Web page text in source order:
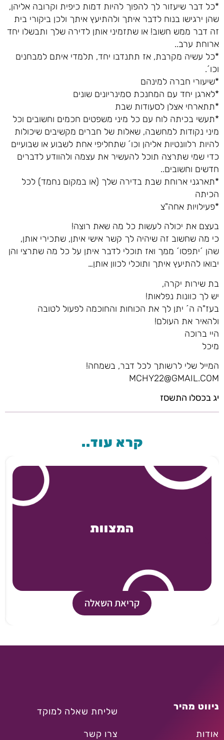
*כל דבר שיעזור לך להפוך להיות דמות כיפית וקרובה אליהן,
שהן ירגישו בנוח לדבר איתך ולהתיעץ איתך ולכן ביקורי בית
זה דבר ממש חשוב! או שתזמיני אותן לדירה שלך ותבשלו יחד
ארוחת ערב..
*כל עשיה מקרבת, אז תתנדבו יחד, תלמדי איתם למבחנים
וכו´.
*שיעורי חברה למינהם
*לארגן יחד עם המחנכת סמינריונים שונים
*תתארחי אצלן לסעודות שבת
*תעשי בכיתה לוח עם כל מיני משפטים חכמים וחשובים וכל
מיני נקודות למחשבה, שאלות של חברים מקשיבים שיכולות
להיות רלוונטיות אליהן וכו´ שתחליפי אחת לשבוע או שבועיים
כדי שמי שתרצה תוכל להעשיר את עצמה ולהוודע לדברים
חדשים וחשובים..
*תארגני ארוחת שבת בדירה שלך (או במקום נחמד) לכל
הכיתה
*פעילויות אחה"צ
בעצם את יכולה לעשות כל מה שאת רוצה!
כי מה שחשוב זה שיהיה לך קשר אישי איתן, שתכירי אותן,
שהן ´יתפסו´ ממך ואז תוכלי לדבר איתן על כל מה שתרצי והן
יבואו להתיעץ איתך ותוכלי לכוון אותן…
בת שירות יקרה,
יש לך כוונות נפלאות!
בעז"ה ה´ יתן לך את הכוחות והחוכמה לפעול לטובה
ולהאיר את העולם!
היי ברוכה
מיכל
המייל שלי לרשותך לכל דבר, בשמחה!
MCHY22@GMAIL.COM
יג בכסלו התשסז
קרא עוד..
המצוות
קריאת השאלה
ניווט מהיר
אודות
שליחת שאלה למוקד
צרו קשר